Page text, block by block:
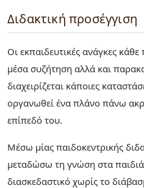
Διδακτική προσέγγιση
Οι εκπαιδευτικές ανάγκες κάθε
μέσα συζήτηση αλλά και
διαχειρίζεται κάποιες
οργανωθεί ένα πλάνο πάνω
επίπεδό του.
Μέσω μίας παιδοκεντρικής
μεταδώσω τη γνώση στα
διασκεδαστικό χωρίς το